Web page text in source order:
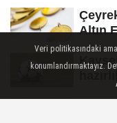
Altın
Veri politikasındaki
konumlandırmaktayız.